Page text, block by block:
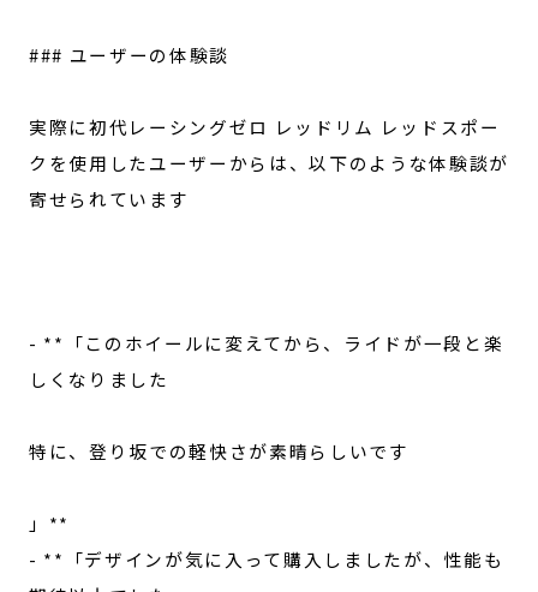
### ユーザーの体験談
実際に初代レーシングゼロ レッドリム レッドスポー
クを使用したユーザーからは、以下のような体験談が
寄せられています
- **「このホイールに変えてから、ライドが一段と楽
しくなりました
特に、登り坂での軽快さが素晴らしいです
」**
- **「デザインが気に入って購入しましたが、性能も